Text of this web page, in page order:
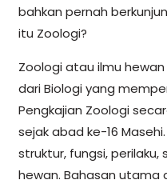
bahkan pernah
itu Zoologi?
Zoologi atau ilmu
dari Biologi yang
Pengkajian Zoologi
sejak abad ke-16
struktur, fungsi,
hewan. Bahasan utama